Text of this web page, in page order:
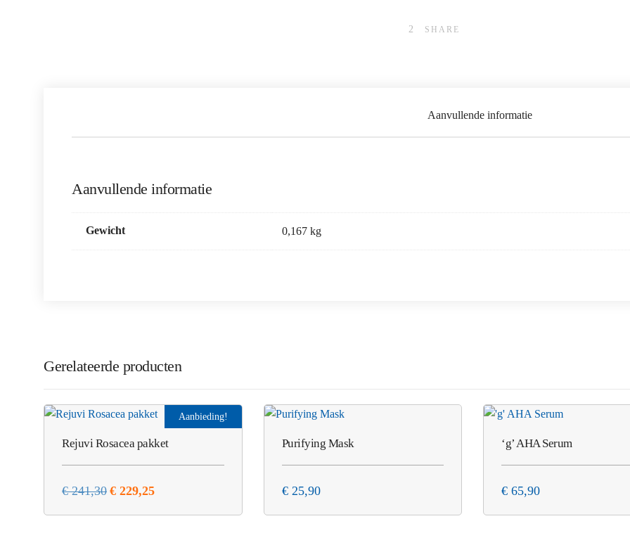
SHARE
Aanvullende informatie
Aanvullende informatie
Gewicht 0,167 kg
Gerelateerde producten
Aanbieding!
Rejuvi Rosacea pakket
€241,30 Oorspronkelijke
€ 229,25Huidige
Purifying Mask
€25,90
‘g’ AHA Serum
€ 65,90